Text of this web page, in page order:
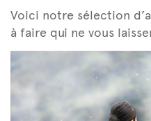
Voici notre sélection
à faire qui ne vous